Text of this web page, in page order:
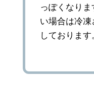
っぽくなり
い場合は冷
しております